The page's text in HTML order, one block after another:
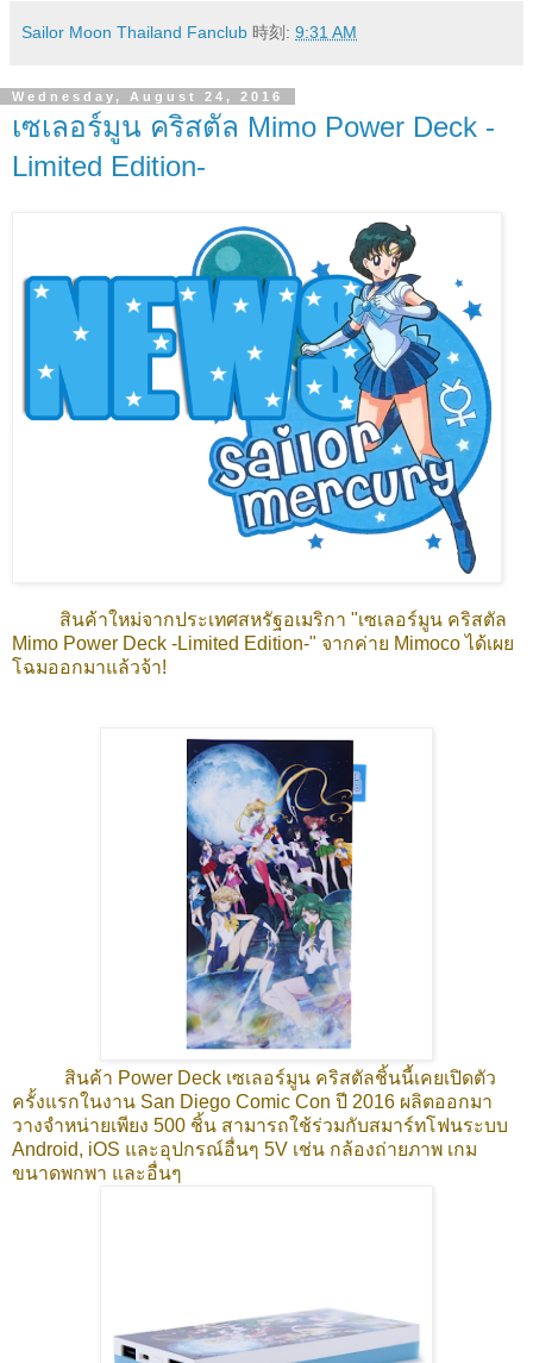
Sailor Moon Thailand Fanclub 時刻: 9:31 AM
Wednesday, August 24, 2016
เซเลอร์มูน คริสตัล Mimo Power Deck -
Limited Edition-
สินค้าใหม่จากประเทศสหรัฐอเมริกา "เซเลอร์มูน คริสตัล
Mimo Power Deck -Limited Edition-" จากค่าย Mimoco ได้เผย
โฉมออกมาแล้วจ้า!
สินค้า Power Deck เซเลอร์มูน คริสตัลชิ้นนี้เคยเปิดตัว
ครั้งแรกในงาน San Diego Comic Con ปี 2016 ผลิตออกมา
วางจำหน่ายเพียง 500 ชิ้น สามารถใช้ร่วมกับสมาร์ทโฟนระบบ
Android, iOS และอุปกรณ์อื่นๆ 5V เช่น กล้องถ่ายภาพ เกม
ขนาดพกพา และอื่นๆ